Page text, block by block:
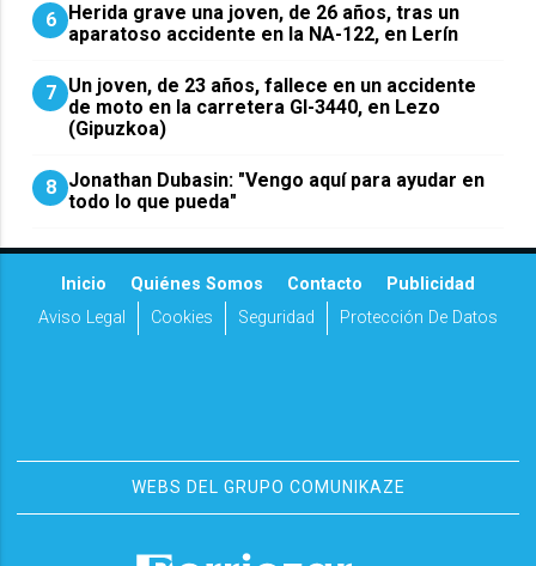
6
Herida grave una joven, de 26 años, tras un
aparatoso accidente en la NA-122, en Lerín
7 Un joven, de 23 años, fallece en un accidente
de moto en la carretera GI-3440, en Lezo
(Gipuzkoa)
8 Jonathan Dubasin: "Vengo aquí para ayudar en
todo lo que pueda"
Inicio Quiénes Somos Contacto
Publicidad
Aviso Legal
Cookies Seguridad Protección De Datos
WEBS DEL GRUPO COMUNIKAZE